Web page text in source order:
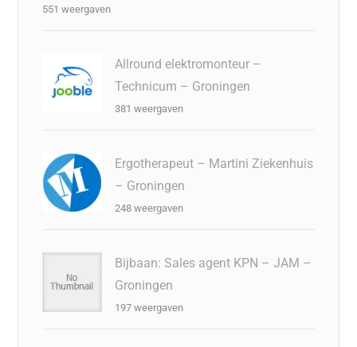
551 weergaven
Allround elektromonteur –
Technicum – Groningen
381 weergaven
Ergotherapeut – Martini Ziekenhuis
– Groningen
248 weergaven
Bijbaan: Sales agent KPN – JAM –
Groningen
197 weergaven